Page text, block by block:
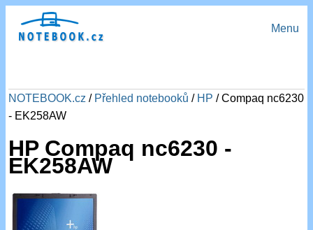
Menu
NOTEBOOK.cz / Přehled notebooků / HP / Compaq nc6230
- EK258AW
HP Compaq nc6230 -
EK258AW